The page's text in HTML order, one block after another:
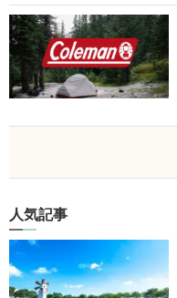
人気記事